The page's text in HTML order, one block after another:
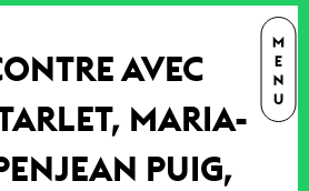
AVEC
MARIA-
PUIG,